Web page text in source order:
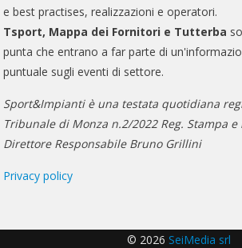
e best practises, realizzazioni e operatori.
Tsport, Mappa dei Fornitori e Tutterba
punta che entrano a far parte di
puntuale sugli eventi di settore.
Sport&Impianti è una testata quotidiana
Tribunale di Monza n.2/2022 Reg. Stampa e
Direttore Responsabile Bruno Grillini
Privacy policy
© 2026 SeiMedia srl